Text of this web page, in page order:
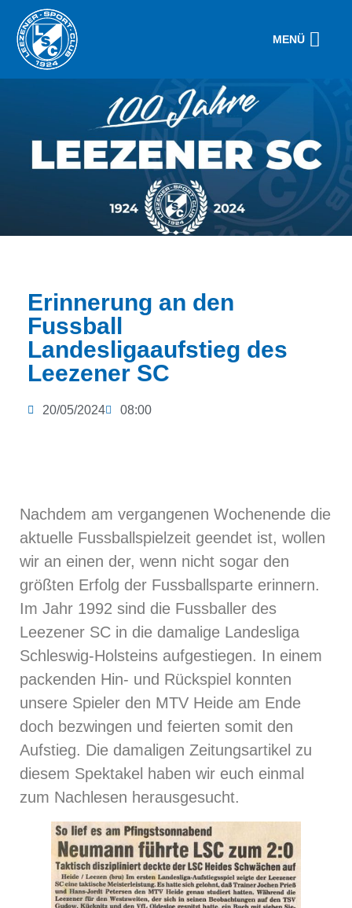
MENÜ
Erinnerung an den
Fussball
Landesligaaufstieg des
Leezener SC
20/05/2024 08:00
Nachdem am vergangenen Wochenende die
aktuelle Fussballspielzeit geendet ist, wollen
wir an einen der, wenn nicht sogar den
größten Erfolg der Fussballsparte erinnern.
Im Jahr 1992 sind die Fussballer des
Leezener SC in die damalige Landesliga
Schleswig-Holsteins aufgestiegen. In einem
packenden Hin- und Rückspiel konnten
unsere Spieler den MTV Heide am Ende
doch bezwingen und feierten somit den
Aufstieg. Die damaligen Zeitungsartikel zu
diesem Spektakel haben wir euch einmal
zum Nachlesen herausgesucht.